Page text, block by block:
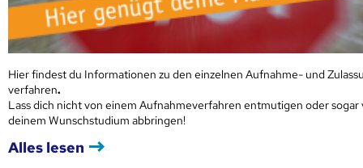
Hier findest du Informationen zu den einzelnen Aufnahme- und
verfahren.
Lass dich nicht von einem Aufnahmeverfahren entmutigen oder sogar
deinem Wunschstudium abbringen!
Alles lesen